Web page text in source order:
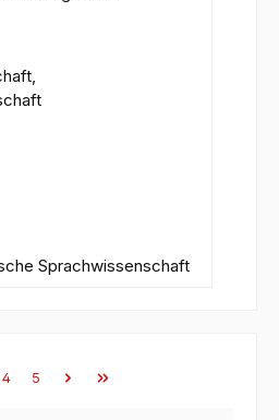
Sprachwissenschaft
Seite
4 Seite
5